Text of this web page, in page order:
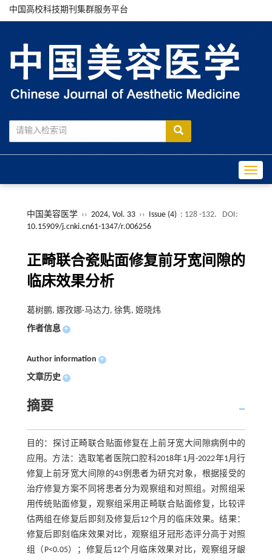
中国高校科技期刊集群服务平台
中国美容医学 ›› 2024, Vol. 33 ›› Issue (4) : 128 -132.
DOI:
10.15909/j.cnki.cn61-1347/r.006256
正畸联合瓷贴面修复前牙宽间隙的
临床效果分析
葛树鹏, 娜孜娜·马达力, 徐隽, 姬晓炜
作者信息 +
Author information +
文章历史 +
摘要
目的：探讨正畸联合贴面修复在上前牙宽大间隙病例中的
应用。方法：选取笔者医院口腔科2018年1月-2022年1月行
修复上前牙宽大间隙的43例患者为研究对象，根据接受的
治疗修复方案不同将患者分为观察组和对照组。对照组采
用传统贴面修复，观察组采用正畸联合贴面修复，比较评
估两组在修复后即刻及修复后12个月的临床效果。结果：
修复后即刻临床效果对比，观察组牙冠形态评分高于对照
组（P<0.05）；修复后12个月临床效果对比，观察组牙龈